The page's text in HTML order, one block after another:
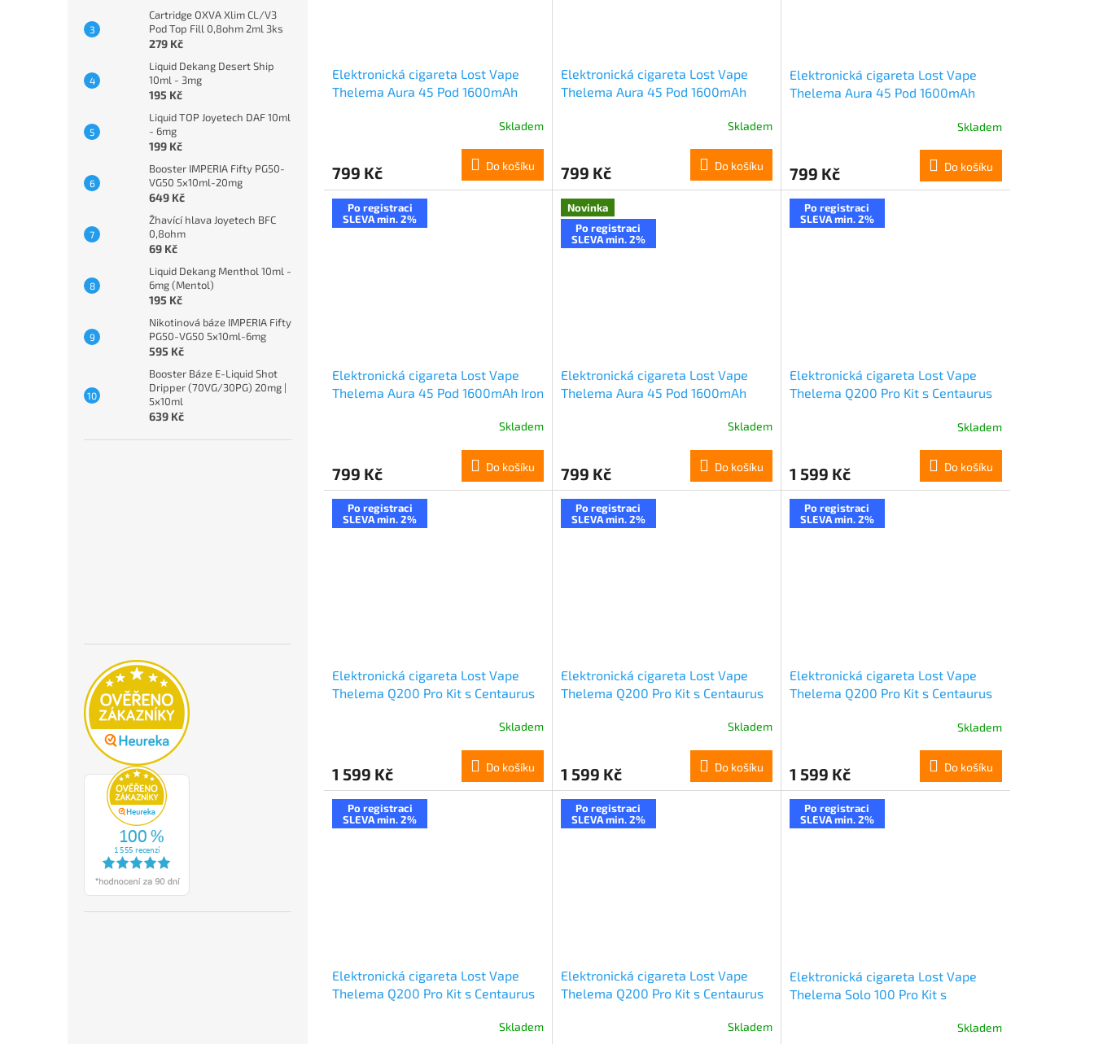
Cartridge OXVA Xlim CL/V3
Pod Top Fill 0,8ohm 2ml 3ks
279 Kč
Liquid Dekang Desert Ship
10ml - 3mg
195 Kč
Liquid TOP Joyetech DAF 10ml
- 6mg
199 Kč
Booster IMPERIA Fifty PG50-
VG50 5x10ml-20mg
649 Kč
Žhavící hlava Joyetech BFC
0,8ohm
69 Kč
Liquid Dekang Menthol 10ml -
6mg (Mentol)
195 Kč
Nikotinová báze IMPERIA Fifty
PG50-VG50 5x10ml-6mg
595 Kč
Booster Báze E-Liquid Shot
Dripper (70VG/30PG) 20mg |
5x10ml
639 Kč
Elektronická cigareta Lost Vape
Thelema Aura 45 Pod 1600mAh
Skladem
799 Kč Do košíku
Elektronická cigareta Lost Vape
Thelema Aura 45 Pod 1600mAh
Skladem
799 Kč Do košíku
Elektronická cigareta Lost Vape
Thelema Aura 45 Pod 1600mAh
Skladem
799 Kč Do košíku
Po registraci
SLEVA min. 2%
Elektronická cigareta Lost Vape
Thelema Aura 45 Pod 1600mAh Iron
Skladem
799 Kč Do košíku
Novinka
Po registraci
SLEVA min. 2%
Elektronická cigareta Lost Vape
Thelema Aura 45 Pod 1600mAh
Skladem
799 Kč Do košíku
Po registraci
SLEVA min. 2%
Elektronická cigareta Lost Vape
Thelema Q200 Pro Kit s Centaurus
Skladem
1 599 Kč Do košíku
Po registraci
SLEVA min. 2%
Elektronická cigareta Lost Vape
Thelema Q200 Pro Kit s Centaurus
Skladem
1 599 Kč Do košíku
Po registraci
SLEVA min. 2%
Elektronická cigareta Lost Vape
Thelema Q200 Pro Kit s Centaurus
Skladem
1 599 Kč Do košíku
Po registraci
SLEVA min. 2%
Elektronická cigareta Lost Vape
Thelema Q200 Pro Kit s Centaurus
Skladem
1 599 Kč Do košíku
Po registraci
SLEVA min. 2%
Elektronická cigareta Lost Vape
Thelema Q200 Pro Kit s Centaurus
Skladem
Po registraci
SLEVA min. 2%
Elektronická cigareta Lost Vape
Thelema Q200 Pro Kit s Centaurus
Skladem
Po registraci
SLEVA min. 2%
Elektronická cigareta Lost Vape
Thelema Solo 100 Pro Kit s
Skladem